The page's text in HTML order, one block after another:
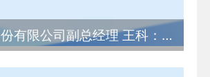
华海清科股份有限公司副总经理 王科：14家上市公司占八成份额 大陆继续保持全球最大设备市场